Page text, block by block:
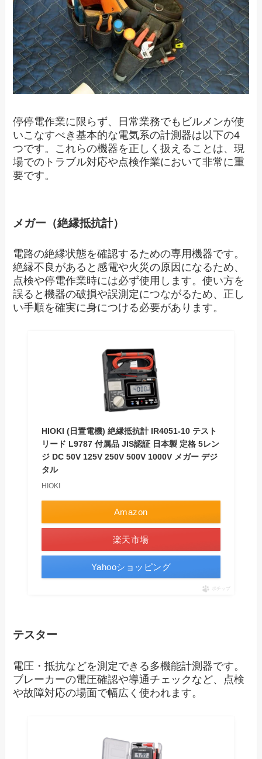
停停電作業に限らず、日常業務でもビルメンが使
いこなすべき基本的な電気系の計測器は以下の4
つです。これらの機器を正しく扱えることは、現
場でのトラブル対応や点検作業において非常に重
要です。
メガー（絶縁抵抗計）
電路の絶縁状態を確認するための専用機器です。
絶縁不良があると感電や火災の原因になるため、
点検や停電作業時には必ず使用します。使い方を
誤ると機器の破損や誤測定につながるため、正し
い手順を確実に身につける必要があります。
HIOKI (日置電機) 絶縁抵抗計 IR4051-10 テスト
リード L9787 付属品 JIS認証 日本製 定格 5レン
ジ DC 50V 125V 250V 500V 1000V メガー デジ
タル
HIOKI
Amazon
楽天市場
Yahooショッピング
ポチップ
テスター
電圧・抵抗などを測定できる多機能計測器です。
ブレーカーの電圧確認や導通チェックなど、点検
や故障対応の場面で幅広く使われます。